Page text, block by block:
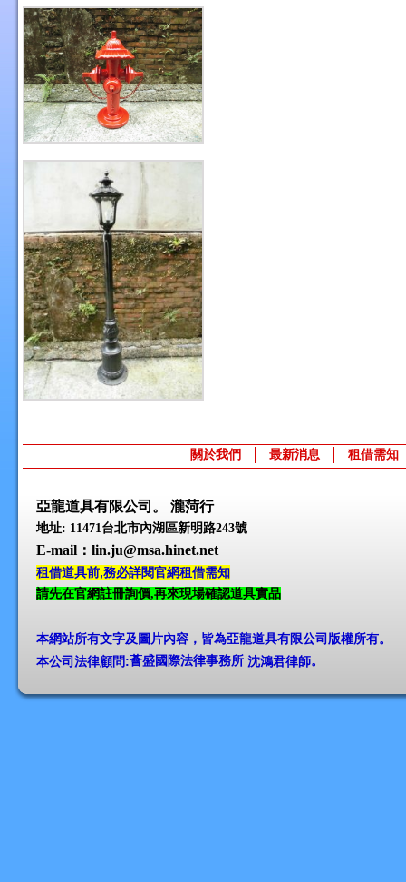
關於我們 最新消息 租借需知
亞龍道具有限公司。 瀧菏行
地址: 11471台北市內湖區新明路243號
E-mail ：lin.ju@msa.hinet.net
租借道具前,務必詳閱官網租借需知
請先在官網註冊詢價,再來現場確認道具實品
本網站所有文字及圖片內容，皆為亞龍道具有限公司版權所有。
本公司法律顧問:薈盛國際法律事務所 沈鴻君律師。